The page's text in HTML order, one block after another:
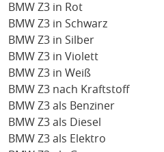
BMW Z3 in Rot
BMW Z3 in Schwarz
BMW Z3 in Silber
BMW Z3 in Violett
BMW Z3 in Weiß
BMW Z3 nach Kraftstoff
BMW Z3 als Benziner
BMW Z3 als Diesel
BMW Z3 als Elektro